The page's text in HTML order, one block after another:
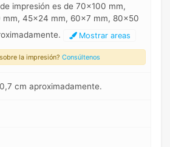
impresión es de 70x100 mm,
mm, 45x24 mm, 60x7 mm, 80x50
Mostrar areas
la impresión? Consúltenos
cm aproximadamente.